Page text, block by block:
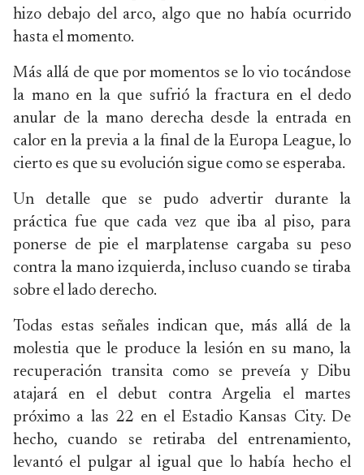
hizo debajo del arco, algo que no había ocurrido
hasta el momento.
Más allá de que por momentos se lo vio tocándose
la mano en la que sufrió la fractura en el dedo
anular de la mano derecha desde la entrada en
calor en la previa a la final de la Europa League, lo
cierto es que su evolución sigue como se esperaba.
Un detalle que se pudo advertir durante la
práctica fue que cada vez que iba al piso, para
ponerse de pie el marplatense cargaba su peso
contra la mano izquierda, incluso cuando se tiraba
sobre el lado derecho.
Todas estas señales indican que, más allá de la
molestia que le produce la lesión en su mano, la
recuperación transita como se preveía y Dibu
atajará en el debut contra Argelia el martes
próximo a las 22 en el Estadio Kansas City. De
hecho, cuando se retiraba del entrenamiento,
levantó el pulgar al igual que lo había hecho el